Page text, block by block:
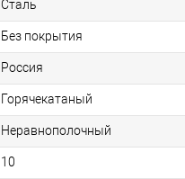
Сталь
Без покрытия
Россия
Горячекатаный
Неравнополочный
10